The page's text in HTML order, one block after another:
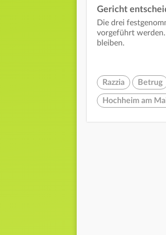
Gericht
Die drei
vorgeführt
bleiben.
Razzia Betrug
Hochheim am